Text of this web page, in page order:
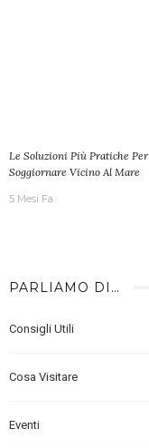
Le Soluzioni Più Pratiche Per
Soggiornare Vicino Al Mare
5 Mesi Fa
PARLIAMO DI…
Consigli Utili
Cosa Visitare
Eventi